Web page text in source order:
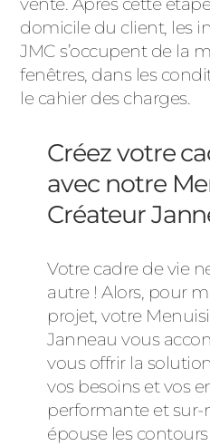
domicile du client, les
JMC s’occupent de la
fenêtres, dans les
le cahier des charges.
Créez votre
avec notre
Créateur
Votre cadre de vie
autre ! Alors, pour
projet, votre
Janneau vous
vous offrir la
vos besoins et vos
performante et sur-
épouse les